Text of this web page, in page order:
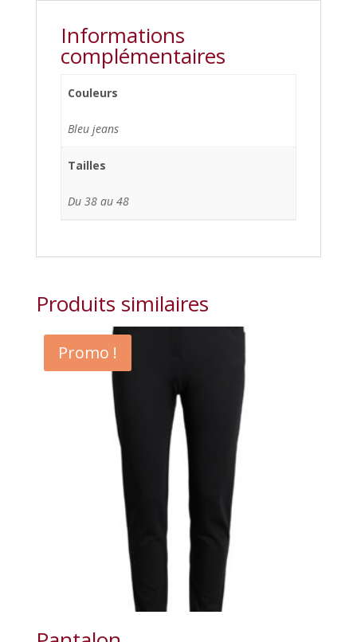
Informations
complémentaires
Couleurs
Bleu jeans
Tailles
Du 38 au 48
Produits similaires
Promo !